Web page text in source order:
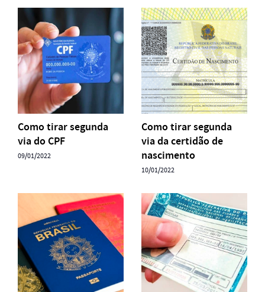
Como tirar segunda
via do CPF
09/01/2022
Como tirar segunda
via da certidão de
nascimento
10/01/2022